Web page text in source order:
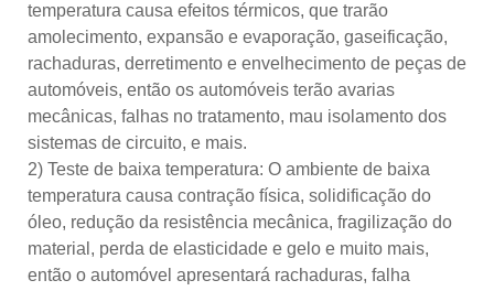
temperatura causa efeitos térmicos, que trarão
amolecimento, expansão e evaporação, gaseificação,
rachaduras, derretimento e envelhecimento de peças de
automóveis, então os automóveis terão avarias
mecânicas, falhas no tratamento, mau isolamento dos
sistemas de circuito, e mais.
2) Teste de baixa temperatura: O ambiente de baixa
temperatura causa contração física, solidificação do
óleo, redução da resistência mecânica, fragilização do
material, perda de elasticidade e gelo e muito mais,
então o automóvel apresentará rachaduras, falha